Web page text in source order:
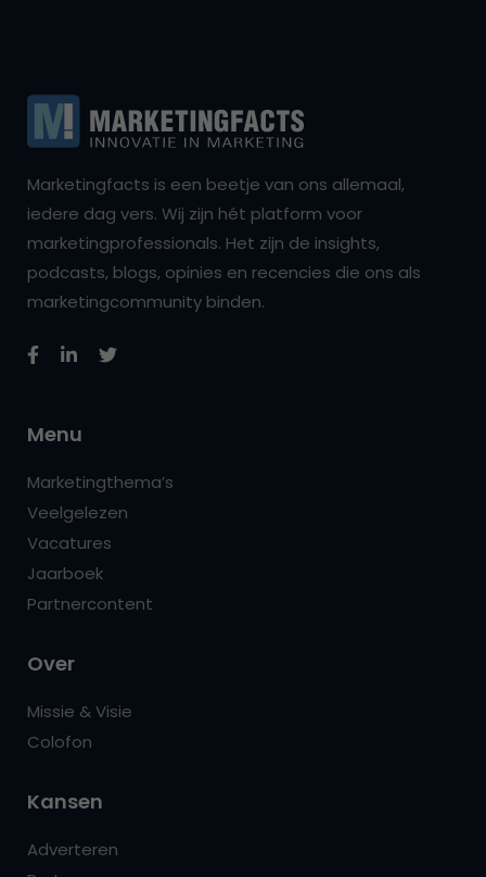
Marketingfacts is een beetje van ons allemaal,
iedere dag vers. Wij zijn hét platform voor
marketingprofessionals. Het zijn de insights,
podcasts, blogs, opinies en recencies die ons als
marketingcommunity binden.
Menu
Marketingthema’s
Veelgelezen
Vacatures
Jaarboek
Partnercontent
Over
Missie & Visie
Colofon
Kansen
Adverteren